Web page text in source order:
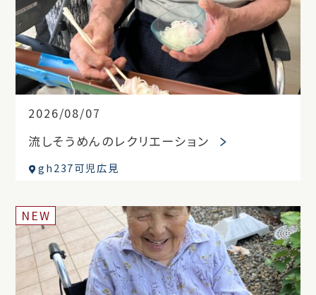
2026/08/07
流しそうめんのレクリエーション
gh237可児広見
NEW